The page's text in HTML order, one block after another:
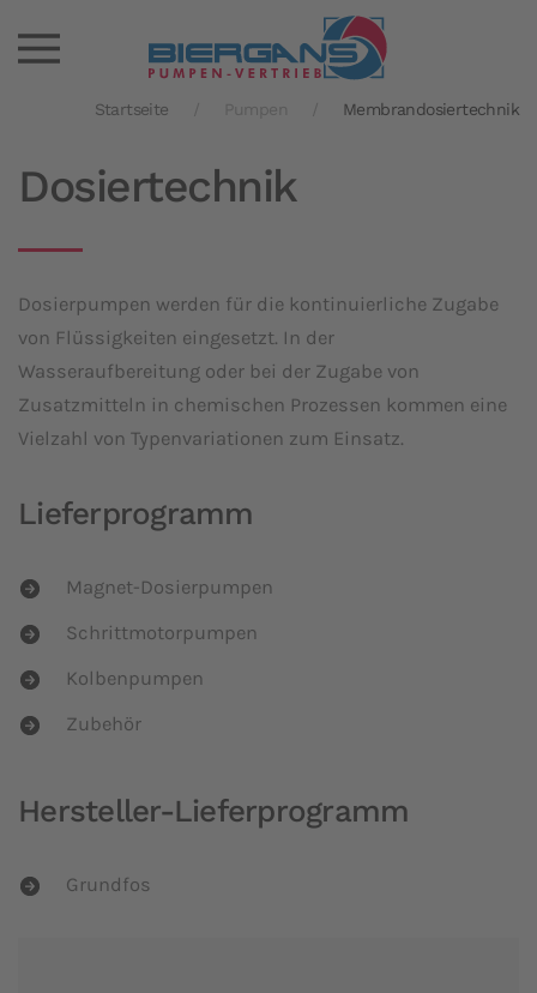
Startseite Membrandosiertechnik
Dosiertechnik
Dosierpumpen werden für die kontinuierliche Zugabe
von Flüssigkeiten eingesetzt. In der
Wasseraufbereitung oder bei der Zugabe von
Zusatzmitteln in chemischen Prozessen kommen eine
Vielzahl von Typenvariationen zum Einsatz.
Lieferprogramm
Magnet-Dosierpumpen
Schrittmotorpumpen
Kolbenpumpen
Zubehör
Hersteller-Lieferprogramm
Grundfos